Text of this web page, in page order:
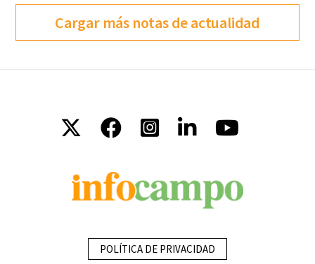
Cargar más notas de actualidad
POLÍTICA DE PRIVACIDAD